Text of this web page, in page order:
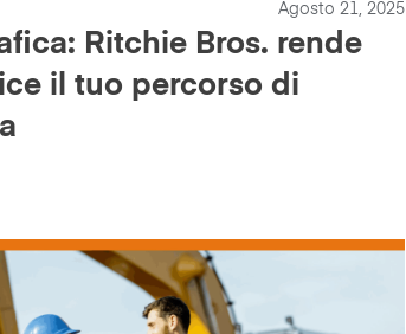
Agosto 21, 2025
Ritchie Bros. rende
il tuo percorso di